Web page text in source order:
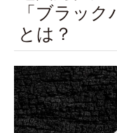
「ブラッ
とは？